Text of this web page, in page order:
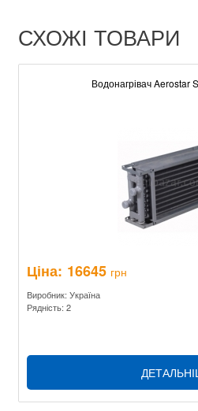
СХОЖІ ТОВАРИ
Водонагрівач Aerostar
Ціна: 16645 грн
Виробник: Україна
Рядність: 2